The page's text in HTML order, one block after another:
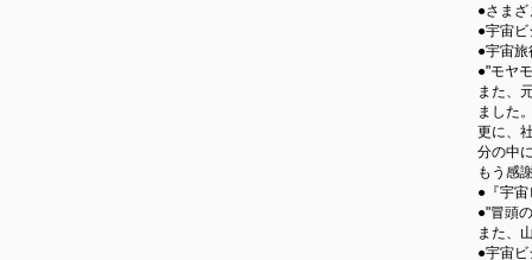
●さま
●宇宙
●宇宙
●"モヤ
また、
ました
更に、
分の中
もう感
●『宇
●"冒頭
また、
●宇宙